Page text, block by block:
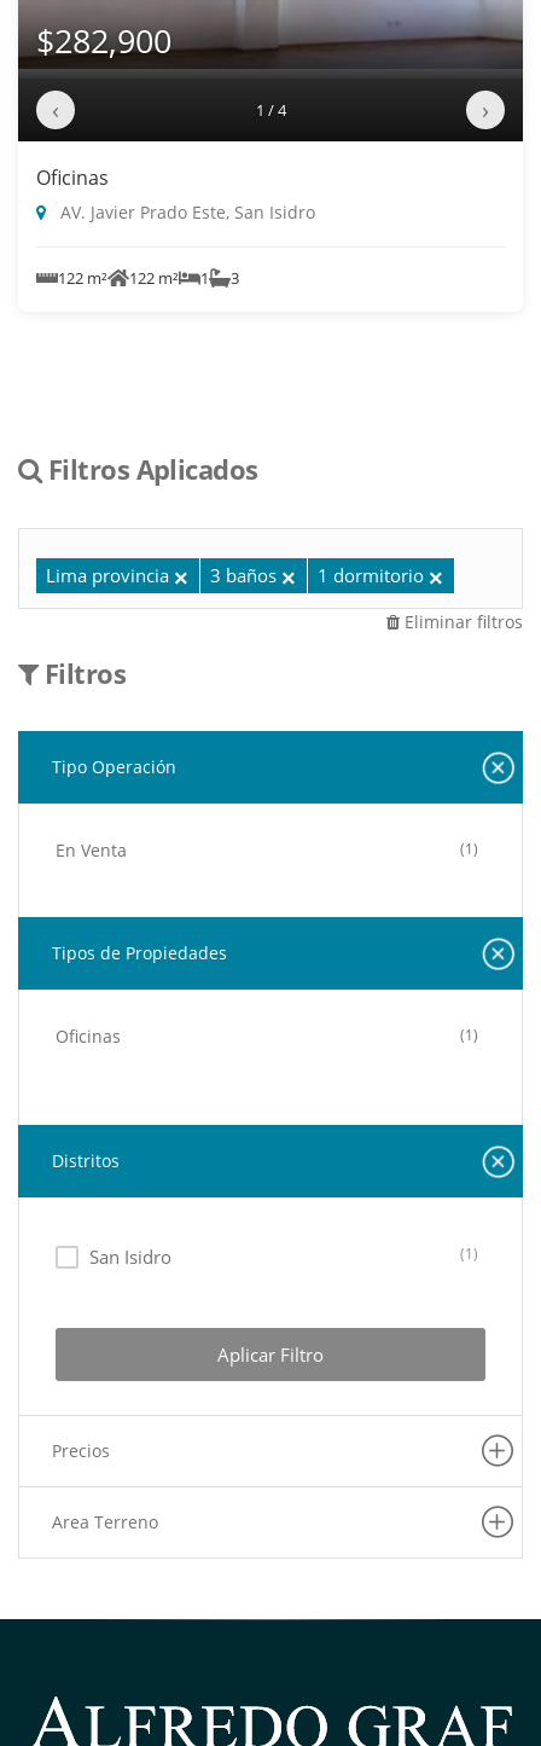
$282,900
‹ 1 / 4 ›
Oficinas
AV. Javier Prado Este, San Isidro
122 m² 122 m² 1 3
Filtros Aplicados
Lima provincia 3 baños 1 dormitorio
Eliminar filtros
Filtros
Tipo Operación
En Venta (1)
Tipos de Propiedades
Oficinas (1)
Distritos
San Isidro (1)
Aplicar Filtro
Precios
Area Terreno